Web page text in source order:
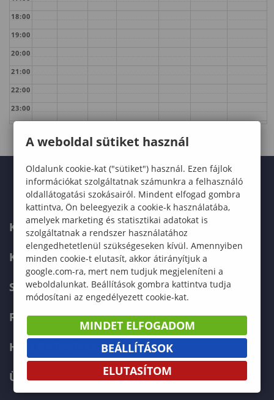
18:00
19:00
20:00
21:00
22:00
23:00
KAPCSOLAT
KÉPZÉSKERESŐ
SZERVEZETI FELÉPÍTÉS
FELVÉTELIZŐKNEK
HALLGATÓKNAK
ÜZLETI PARTNEREKNEK
A weboldal sütiket használ
Oldalunk cookie-kat ("sütiket") használ. Ezen fájlok
információkat szolgáltatnak számunkra a felhasználó
oldallátogatási szokásairól. Mindent elfogad gombra
kattintva, Ön beleegyezik a cookie-k használatába,
amelyek marketing és statisztikai adatokat is
szolgáltatnak a rendszer használatához
elengedhetetlenül szükségeseken kívül. Amennyiben
minden cookie-t elutasít, akkor átirányítjuk a
google.com-ra, mert nem tudjuk megjeleníteni a
weboldalunkat. Beállítások gombra kattintva tudja
módosítani az engedélyezett cookie-kat.
MINDET ELFOGADOM
BEÁLLÍTÁSOK
ELUTASÍTOM